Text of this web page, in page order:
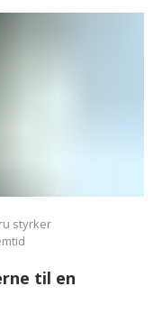
styrker
til en